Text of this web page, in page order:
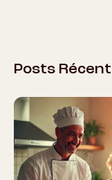
Posts